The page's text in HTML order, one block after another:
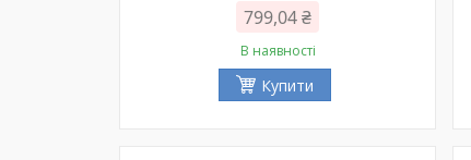
799,04 ₴
В наявності
Купити